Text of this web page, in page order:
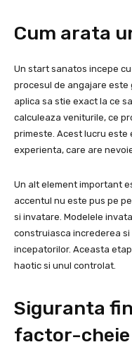
Cum arata
Un start sanatos incepe
procesul de angajare
aplica sa stie exact la ce
calculeaza veniturile, ce
primeste. Acest lucru este
experienta, care are
Un alt element important
accentul nu este pus pe
si invatare. Modelele
construiasca increderea
incepatorilor. Aceasta
haotic si unul controlat.
Siguranta
factor-cheie